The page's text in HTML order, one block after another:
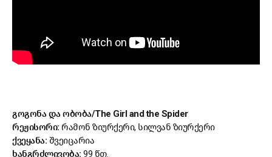
გოგონა და ობობა/The Girl and the Spider
რეჟისორი: რამონ ზიურქერი, სილვან ზიურქერი
ქვეყანა: შვეიცარია
ხანგრძლივობა: 99 წთ.